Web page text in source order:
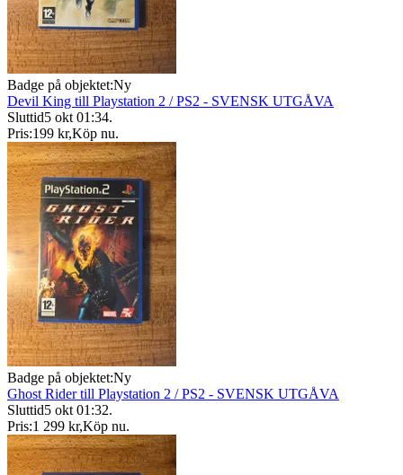
Badge på objektet:Ny
Devil King till Playstation 2 / PS2 - SVENSK UTGÅVA
Sluttid5 okt 01:34.
Pris:199 kr,Köp nu.
Badge på objektet:Ny
Ghost Rider till Playstation 2 / PS2 - SVENSK UTGÅVA
Sluttid5 okt 01:32.
Pris:1 299 kr,Köp nu.